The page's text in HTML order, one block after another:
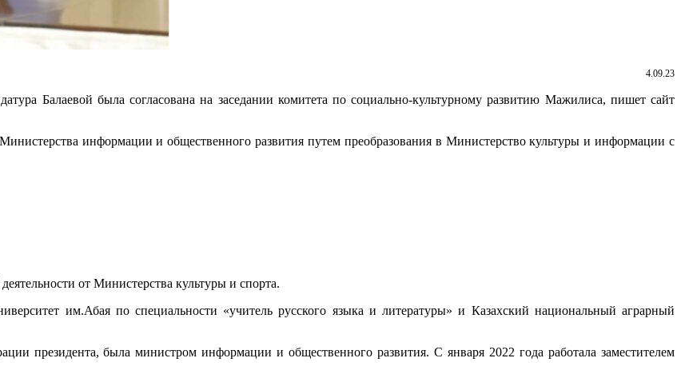
4.09.23
Балаевой была согласована на заседании комитета по социально-культурному развитию Мажилиса, пишет сайт
информации и общественного развития путем преобразования в Министерство культуры и информации с
от Министерства культуры и спорта.
им.Абая по специальности «учитель русского языка и литературы» и Казахский национальный аграрный
президента, была министром информации и общественного развития. С января 2022 года работала заместителем